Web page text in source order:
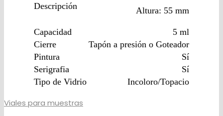
Descripción
Altura: 55 mm
Capacidad
5 ml
Cierre
Tapón a presión o Goteador
Pintura
Sí
Serigrafia
Sí
Tipo de Vidrio
Incoloro/Topacio
Viales para muestras